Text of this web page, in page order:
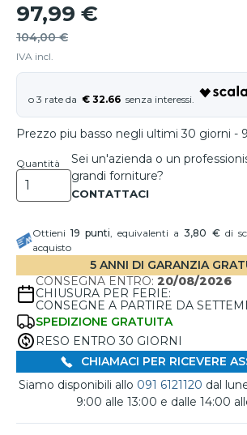
97,99 €
104,00 €
IVA incl.
€ 32.66
Prezzo piu basso negli ultimi 30 giorni -
Quantità
Sei un'azienda o un
grandi forniture?
Ottieni19 punti, equivalenti a3,80 €di
acquisto
5 ANNI DI GARANZIA
CONSEGNA ENTRO: 20/08/2026
CHIUSURA PER FERIE:
CONSEGNE A PARTIRE DA
SPEDIZIONE GRATUITA
RESO ENTRO 30 GIORNI
CHIAMACI PER RICEVERE
Siamo disponibili allo 091 6121120 dal
9:00 alle 13:00 e dalle 14:00